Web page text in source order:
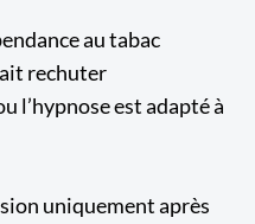
au tabac
rechuter
l’hypnose est adapté à
uniquement après